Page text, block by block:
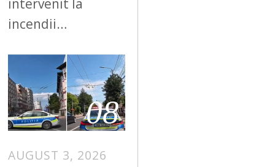
intervenit la
incendii…
08
AUGUST 3, 2026